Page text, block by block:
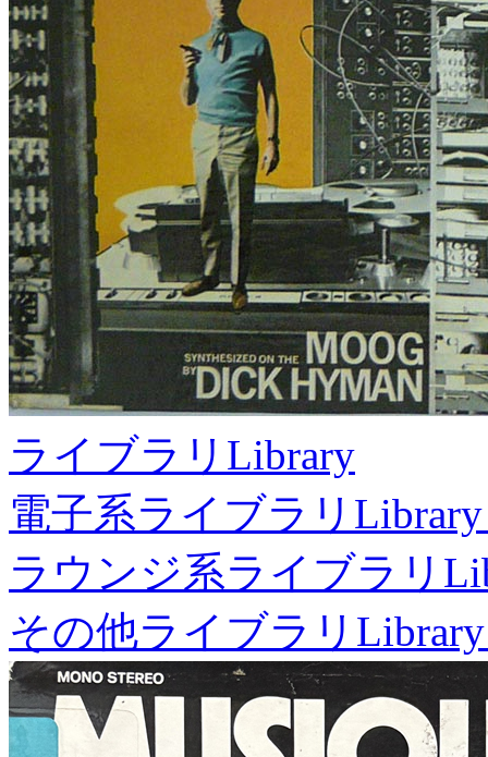
ライブラリ Library
電子系ライブラリ
ラウンジ系ライブラリ
その他ライブラリ